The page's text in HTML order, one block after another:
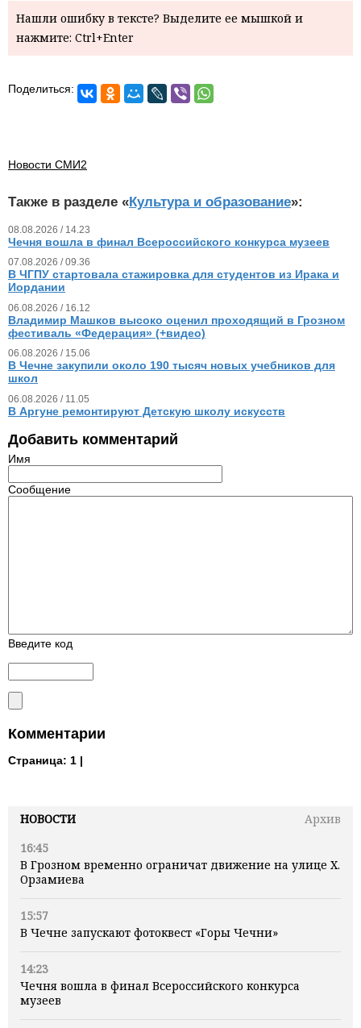
НОВОСТИ
Архив
16:45
В Грозном временно ограничат движение на улице Х.
Орзамиева
15:57
В Чечне запускают фотоквест «Горы Чечни»
14:23
Чечня вошла в финал Всероссийского конкурса
музеев
Нашли ошибку в тексте? Выделите ее мышкой и
нажмите: Ctrl+Enter
Поделиться:
Новости СМИ2
Также в разделе «Культура и образование»:
08.08.2026 / 14.23
Чечня вошла в финал Всероссийского конкурса музеев
07.08.2026 / 09.36
В ЧГПУ стартовала стажировка для студентов из Ирака и
Иордании
06.08.2026 / 16.12
Владимир Машков высоко оценил проходящий в Грозном
фестиваль «Федерация» (+видео)
06.08.2026 / 15.06
В Чечне закупили около 190 тысяч новых учебников для
школ
06.08.2026 / 11.05
В Аргуне ремонтируют Детскую школу искусств
Добавить комментарий
Имя
Сообщение
Введите код
Комментарии
Страница: 1 |